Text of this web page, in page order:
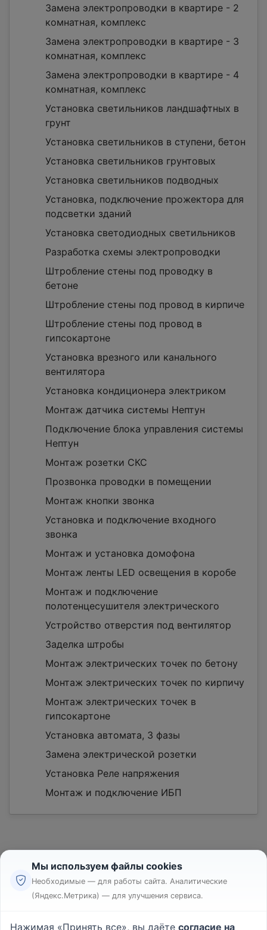
Замена электропроводки в квартире - 2
комнатная, комплекс
Замена электропроводки в квартире - 3
комнатная, комплекс
Замена электропроводки в квартире - 4
комнатная, комплекс
Установка светильников ландшафтных в
грунт
Установка светильников в ступени, бетон
Установка светильников грунтовых
Установка светильников подводных
Установка, подключение прожектора для
подсветки зданий
Установка светодиодных светильников
Разработка схемы электропроводки
Штробление стены под проводку в
бетоне
Штробление стены под провод в кирпиче
Штробление стены под провод в
гипсокартоне
Установка врезного или канального
вентилятора
Установка кондиционера электриком
Монтаж датчика системы Нептун
Подключение блока управления системы
Нептун
Монтаж розетки СКС
Прозвонка проводки в помещении
Монтаж кнопки звонка
Установка и подключение входного
звонка
Монтаж и установка домофона
Монтаж ленты LED освещения в коробе
Монтаж и подключение
полотенцесушителя электрического
Устройство отверстия под вентилятор
Заделка штробы
Монтаж электрических точек по бетону
Монтаж электрических точек по кирпичу
Монтаж электрических точек в
гипсокартоне
Установка автомата, 3 фазы
Замена электрической розетки
Установка Реле напряжения
Монтаж и подключение ИБП
Реклама
Мы используем файлы cookies
Необходимые — для работы сайта. Аналитические
(Яндекс.Метрика) — для улучшения сервиса.
Нажимая «Принять все», вы даёте согласие на